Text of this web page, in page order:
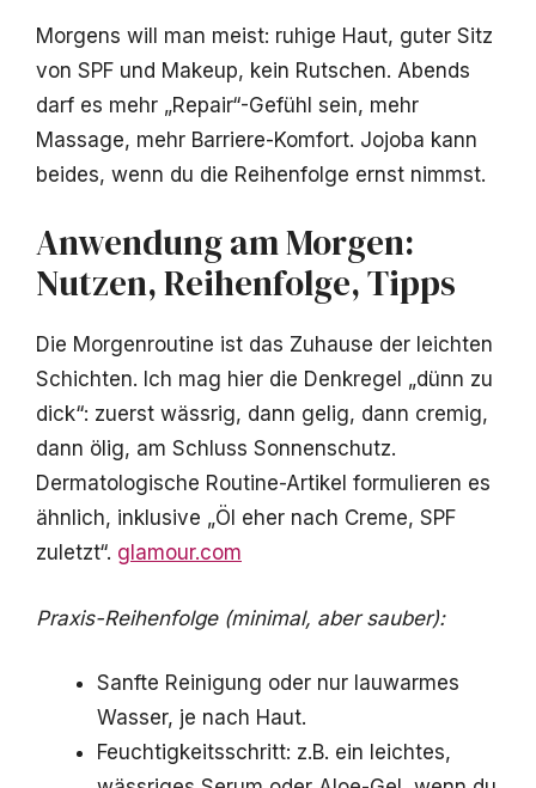
Morgens will man meist: ruhige Haut, guter Sitz
von SPF und Makeup, kein Rutschen. Abends
darf es mehr „Repair“-Gefühl sein, mehr
Massage, mehr Barriere-Komfort. Jojoba kann
beides, wenn du die Reihenfolge ernst nimmst.
Anwendung am Morgen:
Nutzen, Reihenfolge, Tipps
Die Morgenroutine ist das Zuhause der leichten
Schichten. Ich mag hier die Denkregel „dünn zu
dick“: zuerst wässrig, dann gelig, dann cremig,
dann ölig, am Schluss Sonnenschutz.
Dermatologische Routine-Artikel formulieren es
ähnlich, inklusive „Öl eher nach Creme, SPF
zuletzt“. glamour.com
Praxis-Reihenfolge (minimal, aber sauber):
Sanfte Reinigung oder nur lauwarmes
Wasser, je nach Haut.
Feuchtigkeitsschritt: z.B. ein leichtes,